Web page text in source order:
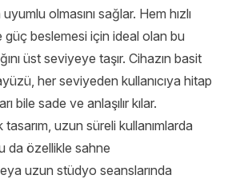
olmasını sağlar. Hem hızlı
beslemesi için ideal olan bu
üst seviyeye taşır. Cihazın basit
her seviyeden kullanıcıya hitap
bile sade ve anlaşılır kılar.
uzun süreli kullanımlarda
da özellikle sahne
uzun stüdyo seanslarında